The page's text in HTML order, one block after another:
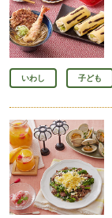
いわし 子ども